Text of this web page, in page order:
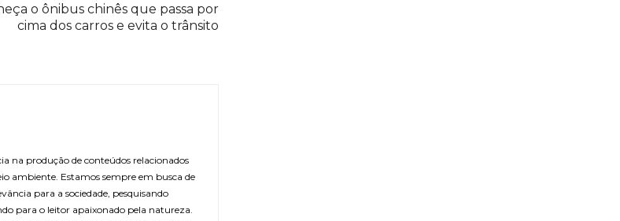
o ônibus chinês que passa por
cima dos carros e evita o trânsito
na produção de conteúdos relacionados
ambiente. Estamos sempre em busca de
para a sociedade, pesquisando
para o leitor apaixonado pela natureza.